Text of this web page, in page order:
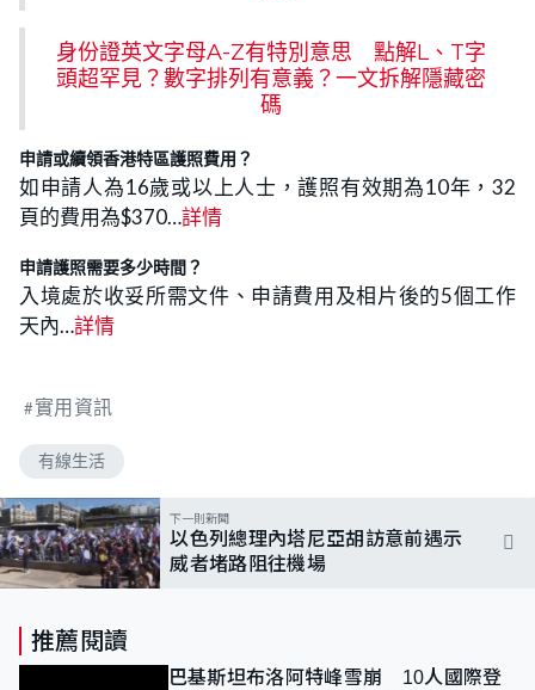
身份證英文字母A-Z有特別意思 點解L、T字
頭超罕見？數字排列有意義？一文拆解隱藏密
碼
申請或續領香港特區護照費用 ？
如申請人為16歲或以上人士，護照有效期為10年，32
頁的費用為$370…詳情
申請護照需要多少時間？
入境處於收妥所需文件、申請費用及相片後的5個工作
天內…詳情
實用資訊
有線生活
下一則新聞
以色列總理內塔尼亞胡訪意前遇示
威者堵路阻往機場
推薦閱讀
巴基斯坦布洛阿特峰雪崩 10人國際登